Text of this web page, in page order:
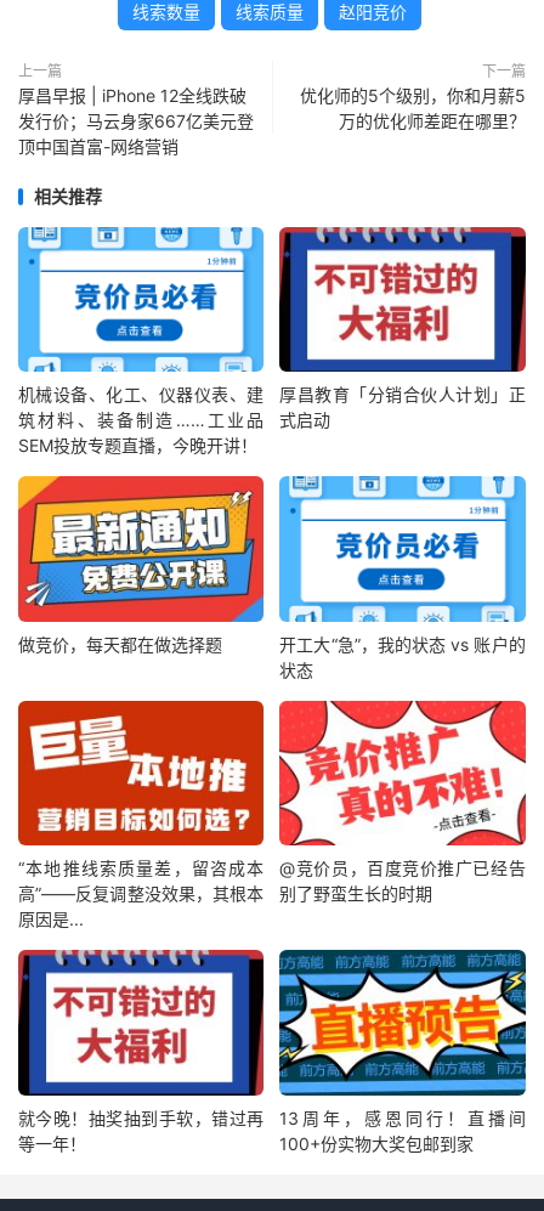
线索数量 线索质量 赵阳竞价
上一篇
厚昌早报 | iPhone 12全线跌破
发行价；马云身家667亿美元登
顶中国首富-网络营销
下一篇
优化师的5个级别，你和月薪5
万的优化师差距在哪里？
相关推荐
机械设备、化工、仪器仪表、建
筑材料、装备制造……工业品
SEM投放专题直播，今晚开讲！
厚昌教育「分销合伙人计划」正
式启动
做竞价，每天都在做选择题
开工大“急”，我的状态 vs 账户的
状态
“本地推线索质量差，留咨成本
高”——反复调整没效果，其根本
原因是...
@竞价员，百度竞价推广已经告
别了野蛮生长的时期
就今晚！抽奖抽到手软，错过再
等一年！
13周年，感恩同行！直播间
100+份实物大奖包邮到家